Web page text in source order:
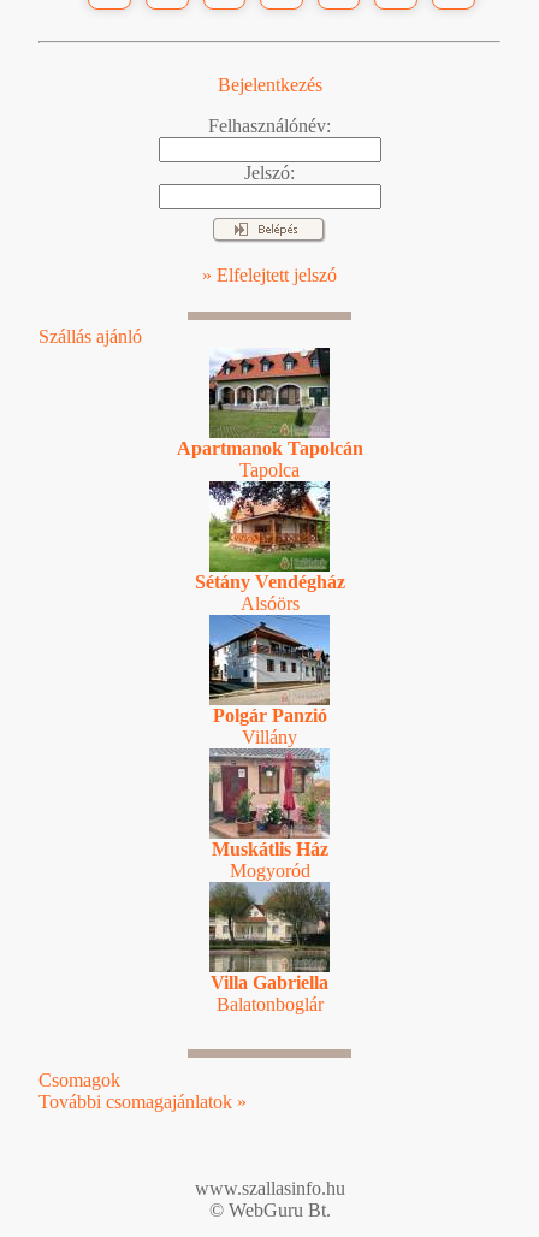
Bejelentkezés
Felhasználónév:
Jelszó:
» Elfelejtett jelszó
Szállás ajánló
Apartmanok Tapolcán
Tapolca
Sétány Vendégház
Alsóörs
Polgár Panzió
Villány
Muskátlis Ház
Mogyoród
Villa Gabriella
Balatonboglár
Csomagok
További csomagajánlatok »
www.szallasinfo.hu
© WebGuru Bt.